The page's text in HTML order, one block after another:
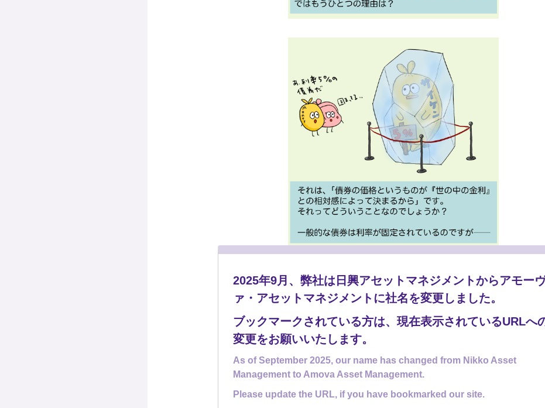
2025年9月、弊社は日興アセットマネジメントからアモー
ァ・アセットマネジメントに社名を変更しました。
ブックマークされている方は、現在表示されているURLへ
変更をお願いいたします。
As of September 2025, our name has changed from Nikko Asset
Management to Amova Asset Management.
Please update the URL, if you have bookmarked our site.